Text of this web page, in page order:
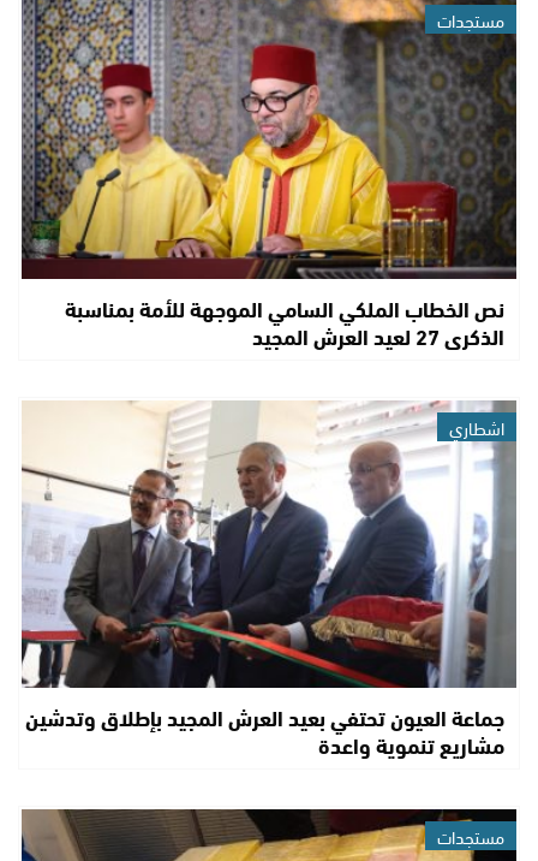
مستجدات
نص الخطاب الملكي السامي الموجهة للأمة بمناسبة
الذكرى 27 لعيد العرش المجيد
اشطاري
جماعة العيون تحتفي بعيد العرش المجيد بإطلاق وتدشين
مشاريع تنموية واعدة
مستجدات